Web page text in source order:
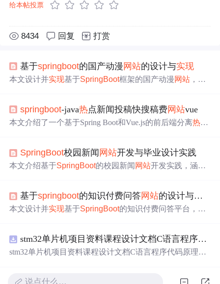
给本帖投票
8434 回复 打赏
基于springboot的国产动漫 网站的设计与实现
本文设计并实现基于SpringBoot框架的国产动漫网站 ，采
技术。测试显示系统性能良好，为国漫文化传播提供技术
支持平台。
springboot-java热点新闻投稿快搜稿费 网站vue
本文介绍了一个基于Spring Boot和Vue.js的前后端分离热点
h实现高性能检索，结合Vue前端框架提升交互体验，适用
于中小型媒体平台建设。
SpringBoot校园新闻 网站开发与毕业设计实践
本文介绍基于SpringBoot的校园新闻 网站开发实践，涵盖
心表）、核心功能实现（富文本发布、Shiro权限控制、XS
S防护）、生产部署（Docker-compose）及性能优化（缓
基于springboot的知识付费问答网站的设计与实现
本文设计并实现基于SpringBoot的知识付费问答平台，采
edis等。引入智能定价等机制，测试显示系统性能良好，为
知识工作者提供价值变现平台。
stm32单片机项目资料课程设计文档C语言程序代码原理图电路PCB实例五种PWM反馈控制模式研究
stm32单片机项目资料课程设计文档C语言程序代码原理图
说点什么…